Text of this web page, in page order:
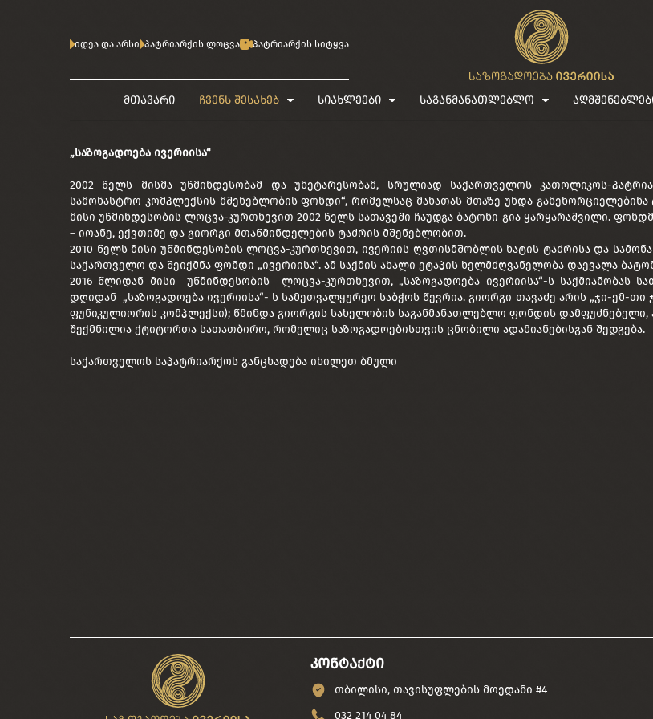
იდეა და არსი პატრიარქის ლოცვა პატრიარქის სიტყვა
მთავარი ჩვენს შესახებ სიახლეები საგანმანათლებლო
„საზოგადოება ივერიისა“
2002 წელს მისმა უწმინდესობამ და უნეტარესობამ, სრულიად საქართველოს კათოლიკოს-
სამონასტრო კომპლექსის მშენებლობის ფონდი“, რომელსაც მახათას მთაზე უნდა
მისი უწმინდესობის ლოცვა-კურთხევით 2002 წელს სათავეში ჩაუდგა ბატონი გია ყარყარაშვილი.
– იოანე, ექვთიმე და გიორგი მთაწმინდელების ტაძრის მშენებლობით.
2010 წელს მისი უწმინდესობის ლოცვა-კურთხევით, ივერიის ღვთისმშობლის ხატის ტაძრისა და
საქართველო და შეიქმნა ფონდი „ივერიისა“. ამ საქმის ახალი ეტაპის ხელმძღვანელობა დაევალა
2016 წლიდან მისი უწმინდესობის ლოცვა-კურთხევით, „საზოგადოება ივერიისა“-ს საქმიანობას
დღიდან „საზოგადოება ივერიისა“- ს სამეთვალყურეო საბჭოს წევრია. გიორგი თავაძე არის „ჯი-ემ-
ფუნიკულიორის კომპლექსი); წმინდა გიორგის სახელობის საგანმანათლებლო ფონდის
შექმნილია ქტიტორთა სათათბირო, რომელიც საზოგადოებისთვის ცნობილი ადამიანებისგან შედგება.
საქართველოს საპატრიარქოს განცხადება იხილეთ ბმული
კონტაქტი
თბილისი, თავისუფლების მოედანი #4
032 214 04 84